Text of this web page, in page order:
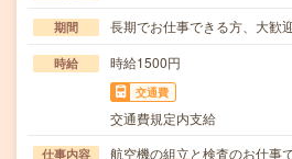
期間 長期でお仕事できる方、大歓
時給 時給1500円
交通費
交通費規定内支給
仕事内容
航空機の組立と検査のお仕事